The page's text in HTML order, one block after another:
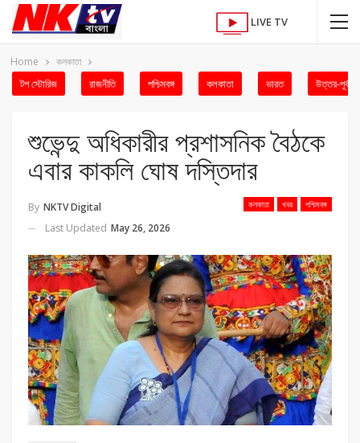
LIVE TV
Home কলকাতা
টপ স্টোরিজ রাজনীতি পশ্চিমবঙ্গ কলকাতা ভারত উত্তর-পূর্ব
শুভেন্দু অধিকারীর প্রশাসনিক বৈঠকে
এবার কাকলি ঘোষ দস্তিদার
কলকাতা খবর পশ্চিমবঙ্গ
By NKTV Digital
Last Updated May 26, 2026